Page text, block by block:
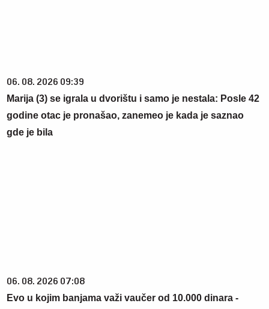
06. 08. 2026 09:39
Marija (3) se igrala u dvorištu i samo je nestala: Posle 42
godine otac je pronašao, zanemeo je kada je saznao
gde je bila
06. 08. 2026 07:08
Evo u kojim banjama važi vaučer od 10.000 dinara -